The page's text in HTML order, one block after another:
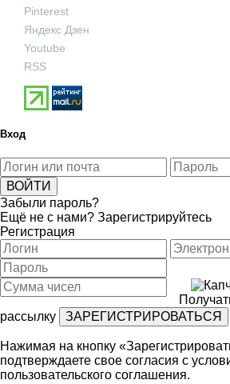
Pinterest
Яндекс Дзен
Youtube
RSS
Вход
Забыли пароль?
Ещё не с нами? Зарегистрируйтесь
Регистрация
рассылку
Нажимая на кнопку
подтверждаете свое согласия с
пользовательского соглашения.